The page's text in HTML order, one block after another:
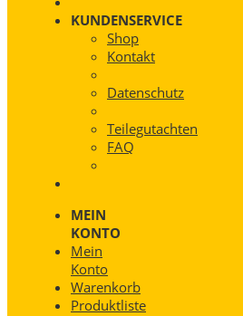
KUNDENSERVICE
Shop
Kontakt
Datenschutz
Teilegutachten
FAQ
MEIN
KONTO
Mein
Konto
Warenkorb
Produktliste